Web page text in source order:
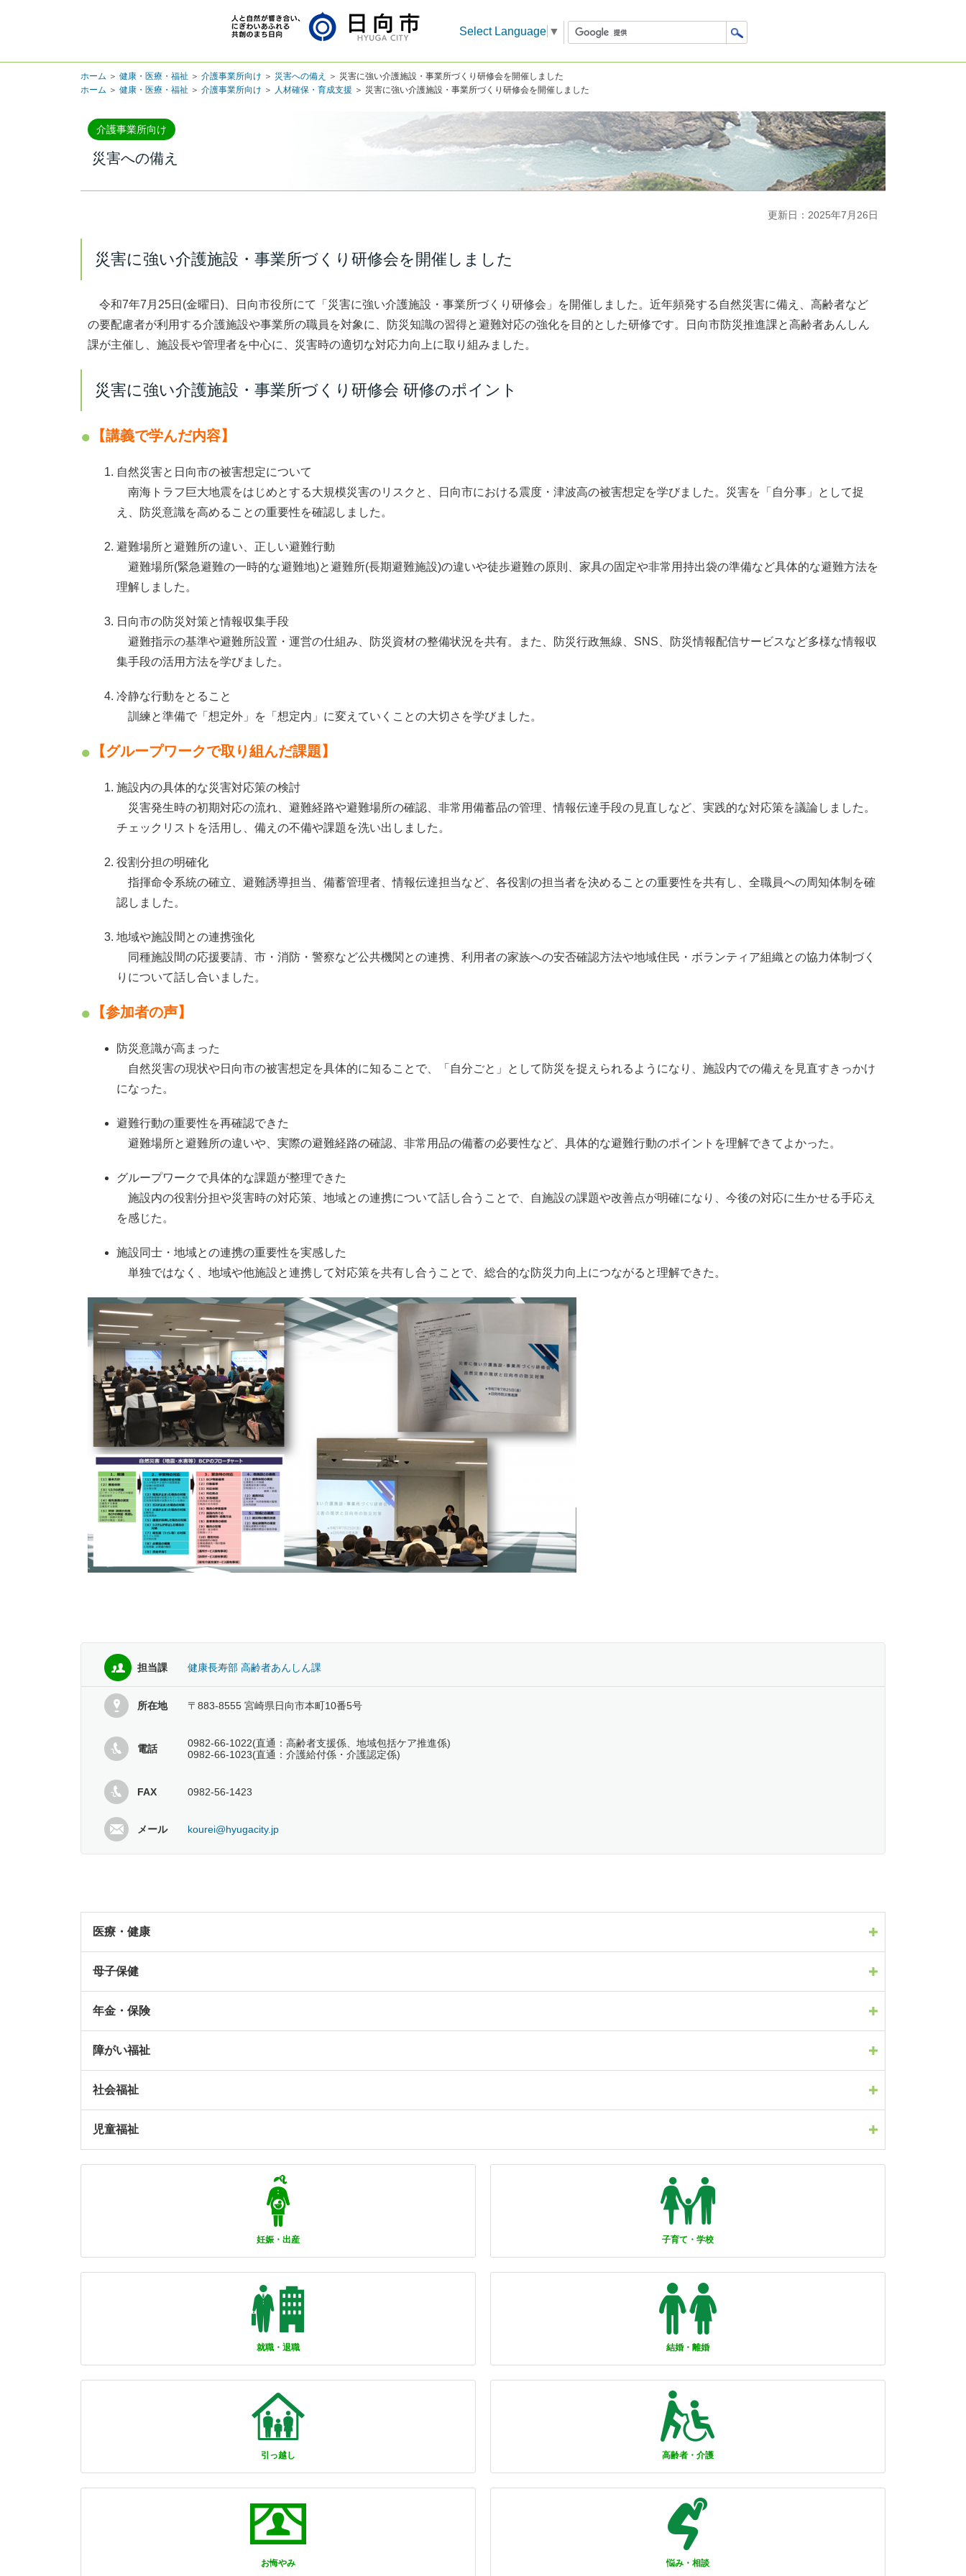
Select Language ▼
ホーム ＞ 健康・医療・福祉 ＞ 介護事業所向け ＞ 災害への備え
＞ 災害に強い介護施設・事業所づくり研修会を開催しました
ホーム ＞ 健康・医療・福祉 ＞ 介護事業所向け ＞ 人材確保・育成支援 ＞ 災害に強い介護施設・事業所づくり研修会を開催しました
介護事業所向け
災害への備え
更新日：2025年7月26日
災害に強い介護施設・事業所づくり研修会を開催しました
令和7年7月25日(金曜日)、日向市役所にて「災害に強い介護施設・事業所づくり研修会」を開催しました。近年頻発する自然災害に備え、高齢者など
の要配慮者が利用する介護施設や事業所の職員を対象に、防災知識の習得と避難対応の強化を目的とした研修です。日向市防災推進課と高齢者あんしん
課が主催し、施設長や管理者を中心に、災害時の適切な対応力向上に取り組みました。
災害に強い介護施設・事業所づくり研修会 研修のポイント
【講義で学んだ内容】
自然災害と日向市の被害想定について
南海トラフ巨大地震をはじめとする大規模災害のリスクと、日向市における震度・津波高の被害想定を学びました。災害を「自分事」として捉
え、防災意識を高めることの重要性を確認しました。
避難場所と避難所の違い、正しい避難行動
避難場所(緊急避難の一時的な避難地)と避難所(長期避難施設)の違いや徒歩避難の原則、家具の固定や非常用持出袋の準備など具体的な避難方法を
理解しました。
日向市の防災対策と情報収集手段
避難指示の基準や避難所設置・運営の仕組み、防災資材の整備状況を共有。また、防災行政無線、SNS、防災情報配信サービスなど多様な情報収
集手段の活用方法を学びました。
冷静な行動をとること
訓練と準備で「想定外」を「想定内」に変えていくことの大切さを学びました。
【グループワークで取り組んだ課題】
施設内の具体的な災害対応策の検討
災害発生時の初期対応の流れ、避難経路や避難場所の確認、非常用備蓄品の管理、情報伝達手段の見直しなど、実践的な対応策を議論しました。
チェックリストを活用し、備えの不備や課題を洗い出しました。
役割分担の明確化
指揮命令系統の確立、避難誘導担当、備蓄管理者、情報伝達担当など、各役割の担当者を決めることの重要性を共有し、全職員への周知体制を確
認しました。
地域や施設間との連携強化
同種施設間の応援要請、市・消防・警察など公共機関との連携、利用者の家族への安否確認方法や地域住民・ボランティア組織との協力体制づく
りについて話し合いました。
【参加者の声】
防災意識が高まった
自然災害の現状や日向市の被害想定を具体的に知ることで、「自分ごと」として防災を捉えられるようになり、施設内での備えを見直すきっかけ
になった。
避難行動の重要性を再確認できた
避難場所と避難所の違いや、実際の避難経路の確認、非常用品の備蓄の必要性など、具体的な避難行動のポイントを理解できてよかった。
グループワークで具体的な課題が整理できた
施設内の役割分担や災害時の対応策、地域との連携について話し合うことで、自施設の課題や改善点が明確になり、今後の対応に生かせる手応え
を感じた。
施設同士・地域との連携の重要性を実感した
単独ではなく、地域や他施設と連携して対応策を共有し合うことで、総合的な防災力向上につながると理解できた。
担当課 健康長寿部 高齢者あんしん課
所在地 〒883-8555 宮崎県日向市本町10番5号
電話
0982-66-1022(直通：高齢者支援係、地域包括ケア推進係)
0982-66-1023(直通：介護給付係・介護認定係)
FAX 0982-56-1423
メール kourei@hyugacity.jp
医療・健康
母子保健
年金・保険
障がい福祉
社会福祉
児童福祉
妊娠・出産 子育て・学校
就職・退職 結婚・離婚
引っ越し 高齢者・介護
お悔やみ 悩み・相談